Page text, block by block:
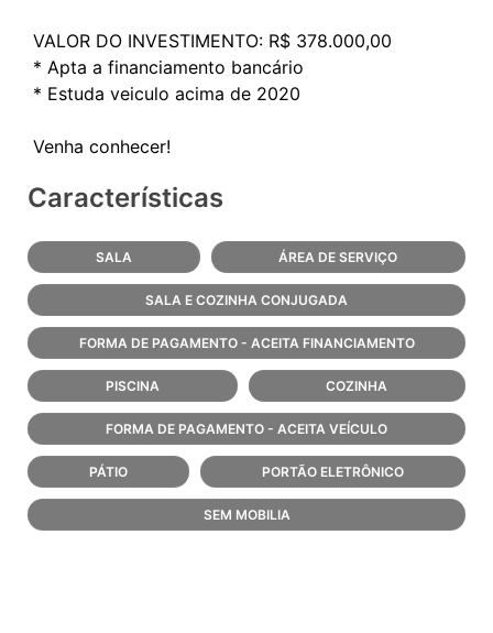
VALOR DO INVESTIMENTO: R$ 378.000,00
* Apta a financiamento bancário
* Estuda veiculo acima de 2020
Características
SALA ÁREA DE SERVIÇO
SALA E COZINHA CONJUGADA
FORMA DE PAGAMENTO - ACEITA FINANCIAMENTO
PISCINA COZINHA
FORMA DE PAGAMENTO - ACEITA VEÍCULO
PÁTIO PORTÃO ELETRÔNICO
SEM MOBILIA